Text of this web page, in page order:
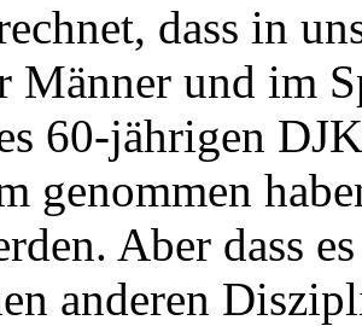
dass in
Männer und im
60-jährigen
genommen
Aber dass
anderen